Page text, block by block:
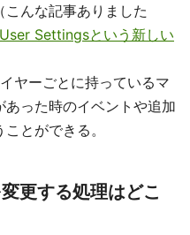
んな記事ありました
Settingsという新しい
ヤーごとに持っているマ
った時のイベントや追加
とができる。
更する処理はどこ